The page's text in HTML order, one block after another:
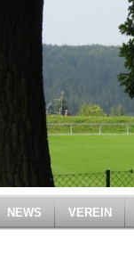
NEWS VEREIN